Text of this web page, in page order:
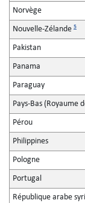
Norvège
Nouvelle-Zélande 5
Pakistan
Panama
Paraguay
Pays-Bas (Royaume
Pérou
Philippines
Pologne
Portugal
République arabe